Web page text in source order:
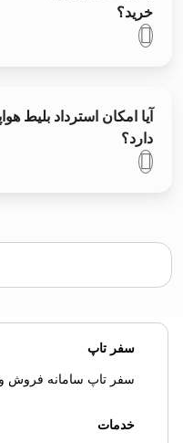
خرید؟
آیا امکان استرداد بلیط
دارد؟
سفر تاپ
سفر تاپ سامانه فروش
خدمات